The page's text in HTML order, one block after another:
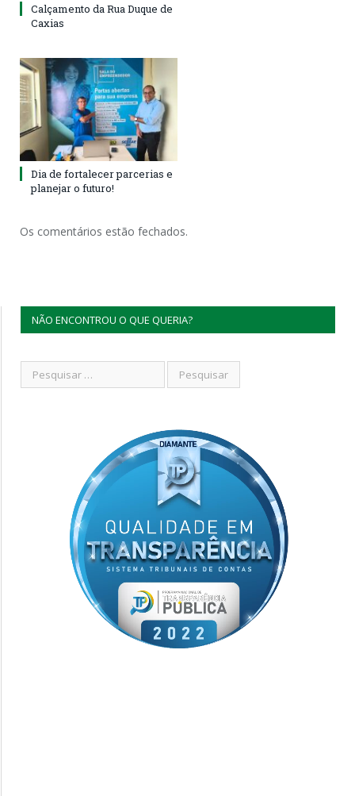
Calçamento da Rua Duque de
Caxias
Dia de fortalecer parcerias e
planejar o futuro!
Os comentários estão fechados.
NÃO ENCONTROU O QUE QUERIA?